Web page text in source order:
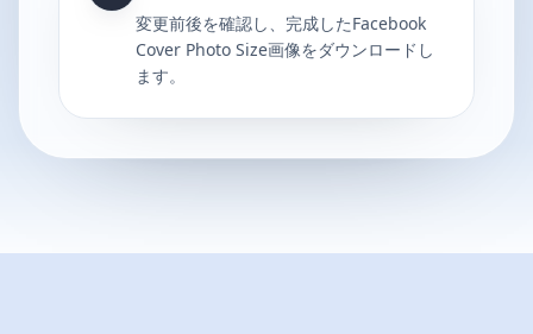
変更前後を確認し、完成したFacebook
Cover Photo Size画像をダウンロードし
ます。